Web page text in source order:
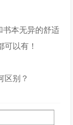
书本无异的舒适
以有！
区别？